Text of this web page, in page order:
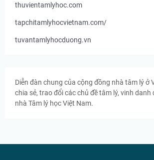
thuvientamlyhoc.com
tapchitamlyhocvietnam.com/
tuvantamlyhocduong.vn
Diễn đàn chung của cộng đồng nhà tâm lý ở
chia sẻ, trao đổi các chủ đề tâm lý, vinh
nhà Tâm lý học Việt Nam.